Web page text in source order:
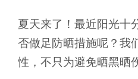
夏天来了！最近阳光十
否做足防晒措施呢？我
性，不只为避免晒黑晒